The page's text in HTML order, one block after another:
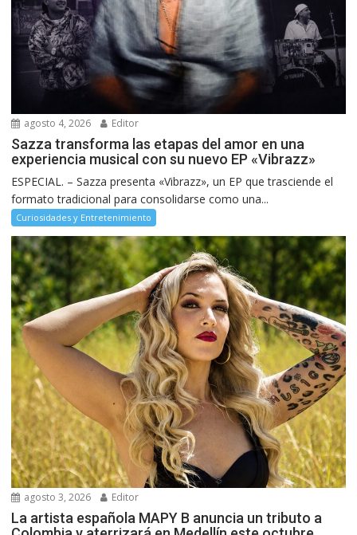
agosto 4, 2026 Editor
Sazza transforma las etapas del amor en una
experiencia musical con su nuevo EP «Vibrazz»
ESPECIAL. – Sazza presenta «Vibrazz», un EP que trasciende el
formato tradicional para consolidarse como una...
Curiosidades y Entretenimiento
agosto 3, 2026 Editor
La artista española MAPY B anuncia un tributo a